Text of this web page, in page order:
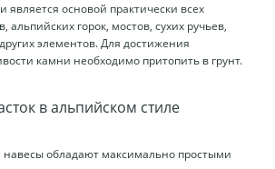
является основой практически всех
альпийских горок, мостов, сухих ручьев,
элементов. Для достижения
камни необходимо притопить в грунт.
навесы обладают максимально простыми